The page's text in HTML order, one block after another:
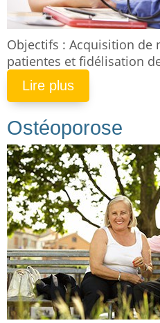
Objectifs : Acquisition de
patientes et fidélisation
Lire plus
Ostéoporose